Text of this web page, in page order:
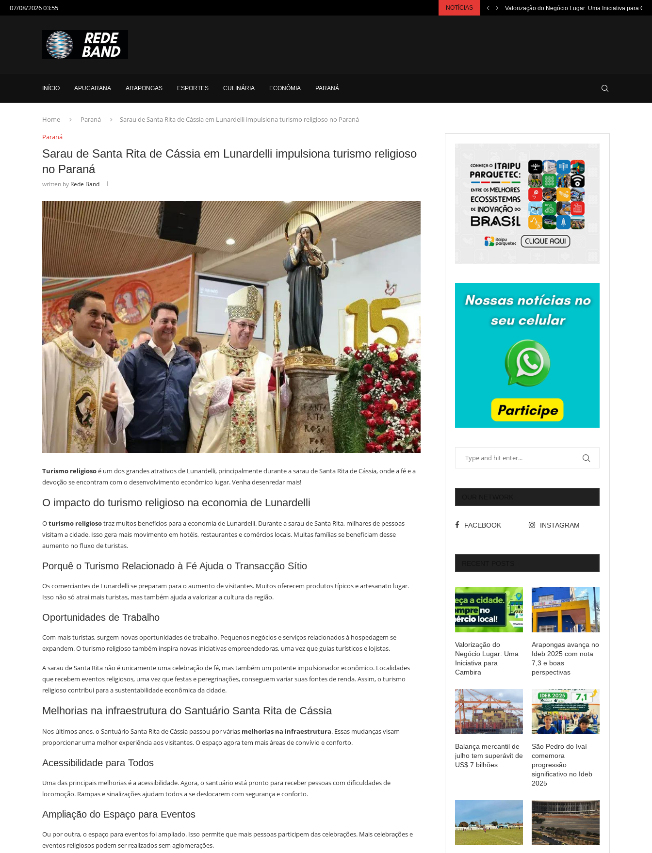
07/08/2026 03:55 NOTÍCIAS Valorização do Negócio Lugar: Uma Iniciativa para
INÍCIO APUCARANA ARAPONGAS ESPORTES CULINÁRIA ECONÔMIA PARANÁ
Home Paraná
Sarau de Santa Rita de Cássia em Lunardelli impulsiona turismo religioso no Paraná
Paraná
Sarau de Santa Rita de Cássia em Lunardelli impulsiona turismo religioso
no Paraná
written by Rede Band
Turismo religiosoé um dos grandes atrativos de Lunardelli, principalmente durante a sarau de Santa Rita de Cássia, onde a fé e a
devoção se encontram com o desenvolvimento econômico lugar. Venha desenredar mais!
O impacto do turismo religioso na economia de Lunardelli
Oturismo religiosotraz muitos benefícios para a economia de Lunardelli. Durante a sarau de Santa Rita, milhares de pessoas
visitam a cidade. Isso gera mais movimento em hotéis, restaurantes e comércios locais. Muitas famílias se beneficiam desse
aumento no fluxo de turistas.
Porquê o Turismo Relacionado à Fé Ajuda o Transacção Sítio
Os comerciantes de Lunardelli se preparam para o aumento de visitantes. Muitos oferecem produtos típicos e artesanato lugar.
Isso não só atrai mais turistas, mas também ajuda a valorizar a cultura da região.
Oportunidades de Trabalho
Com mais turistas, surgem novas oportunidades de trabalho. Pequenos negócios e serviços relacionados à hospedagem se
expandem. O turismo religioso também inspira novas iniciativas empreendedoras, uma vez que guias turísticos e lojistas.
A sarau de Santa Rita não é unicamente uma celebração de fé, mas também um potente impulsionador econômico. Localidades
que recebem eventos religiosos, uma vez que festas e peregrinações, conseguem variar suas fontes de renda. Assim, o turismo
religioso contribui para a sustentabilidade econômica da cidade.
Melhorias na infraestrutura do Santuário Santa Rita de Cássia
Nos últimos anos, o Santuário Santa Rita de Cássia passou por várias melhorias na infraestrutura. Essas mudanças visam
proporcionar uma melhor experiência aos visitantes. O espaço agora tem mais áreas de convívio e conforto.
Acessibilidade para Todos
Uma das principais melhorias é a acessibilidade. Agora, o santuário está pronto para receber pessoas com dificuldades de
locomoção. Rampas e sinalizações ajudam todos a se deslocarem com segurança e conforto.
Ampliação do Espaço para Eventos
Ou por outra, o espaço para eventos foi ampliado. Isso permite que mais pessoas participem das celebrações. Mais celebrações e
eventos religiosos podem ser realizados sem aglomerações.
FACEBOOK INSTAGRAM
Valorização do
Negócio Lugar: Uma
Iniciativa para
Cambira
Arapongas avança no
Ideb 2025 com nota
7,3 e boas
perspectivas
Balança mercantil de
julho tem superávit de
US$ 7 bilhões
São Pedro do Ivaí
comemora
progressão
significativo no Ideb
2025